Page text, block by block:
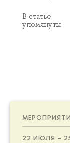
22 ИЮЛЯ –
В статье
упомянуты